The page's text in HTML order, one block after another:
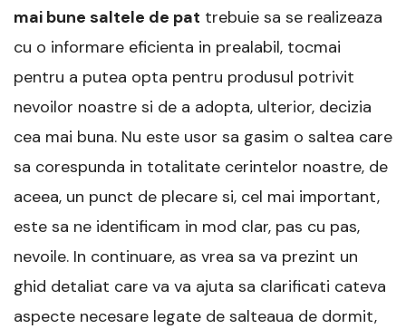
mai bune saltele de pat trebuie sa se realizeaza
cu o informare eficienta in prealabil, tocmai
pentru a putea opta pentru produsul potrivit
nevoilor noastre si de a adopta, ulterior, decizia
cea mai buna. Nu este usor sa gasim o saltea care
sa corespunda in totalitate cerintelor noastre, de
aceea, un punct de plecare si, cel mai important,
este sa ne identificam in mod clar, pas cu pas,
nevoile. In continuare, as vrea sa va prezint un
ghid detaliat care va va ajuta sa clarificati cateva
aspecte necesare legate de salteaua de dormit,